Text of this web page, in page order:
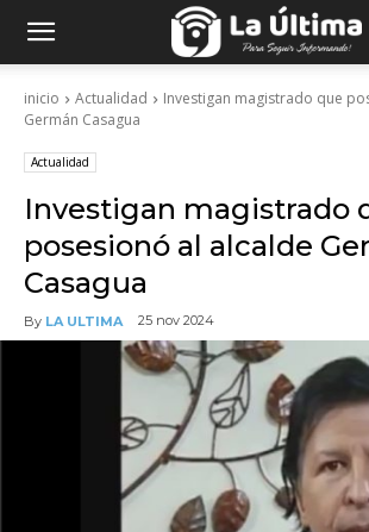
inicio Actualidad
Investigan magistrado que
Germán Casagua
Actualidad
Investigan magistrado
posesionó al alcalde
Casagua
By LA ULTIMA 25 nov 2024